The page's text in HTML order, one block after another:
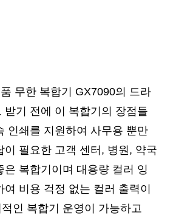
무한 복합기 GX7090의 드라
받기 전에 이 복합기의 장점들
인쇄를 지원하여 사무용 뿐만
이 필요한 고객 센터, 병원, 약국
은 복합기이며 대용량 컬러 잉
비용 걱정 없는 컬러 출력이
인 복합기 운영이 가능하고